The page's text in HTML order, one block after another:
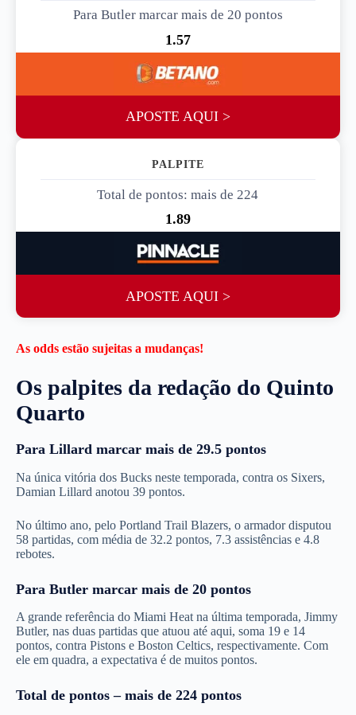
Para Butler marcar mais de 20 pontos
1.57
APOSTE AQUI >
Total de pontos: mais de 224
1.89
APOSTE AQUI >
As odds estão sujeitas a mudanças!
Os palpites da redação do Quinto
Quarto
Para Lillard marcar mais de 29.5 pontos
Na única vitória dos Bucks neste temporada, contra os Sixers,
Damian Lillard anotou 39 pontos.
No último ano, pelo Portland Trail Blazers, o armador disputou
58 partidas, com média de 32.2 pontos, 7.3 assistências e 4.8
rebotes.
Para Butler marcar mais de 20 pontos
A grande referência do Miami Heat na última temporada, Jimmy
Butler, nas duas partidas que atuou até aqui, soma 19 e 14
pontos, contra Pistons e Boston Celtics, respectivamente. Com
ele em quadra, a expectativa é de muitos pontos.
Total de pontos– mais de 224 pontos